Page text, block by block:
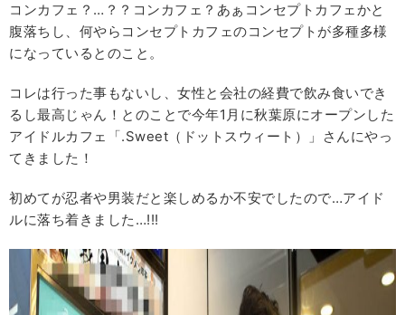
コンカフェ？…？？コンカフェ？あぁコンセプトカフェかと
腹落ちし、何やらコンセプトカフェのコンセプトが多種多様
になっているとのこと。
コレは行った事もないし、女性と会社の経費で飲み食いでき
るし最高じゃん！とのことで今年1月に秋葉原にオープンした
アイドルカフェ「.Sweet（ドットスウィート）」さんにやっ
てきました！
初めてが忍者や男装だと楽しめるか不安でしたので…アイド
ルに落ち着きました…!!!